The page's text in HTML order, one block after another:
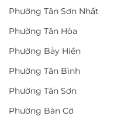
Phường Tân Sơn Nhất
Phường Tân Hòa
Phường Bảy Hiền
Phường Tân Bình
Phường Tân Sơn
Phường Bàn Cờ